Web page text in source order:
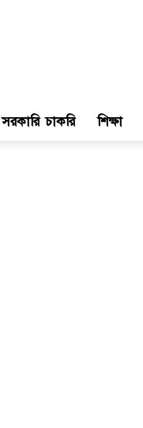
সরকারি চাকরি শিক্ষা